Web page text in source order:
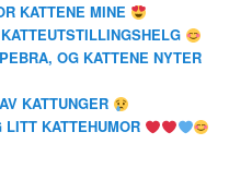
KATTENE MINE
OG KATTENE NYTER
KATTUNGER
KATTEHUMOR